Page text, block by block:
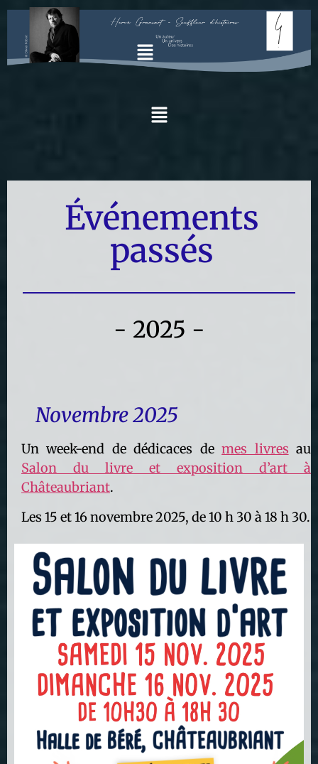
Événements
passés
- 2025 -
Novembre 2025
Un week-end de dédicaces demes livres au
Salon du livre et exposition d’art à
Châteaubriant.
Les 15 et 16 novembre 2025, de 10 h 30 à 18 h 30.